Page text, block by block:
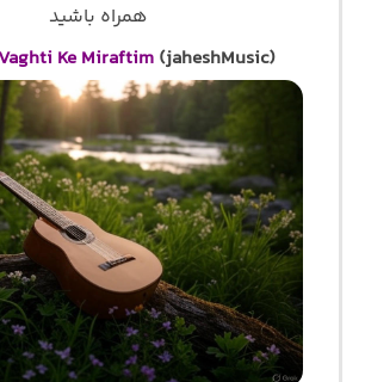
همراه باشید
Vaghti Ke Miraftim (jaheshMusic)